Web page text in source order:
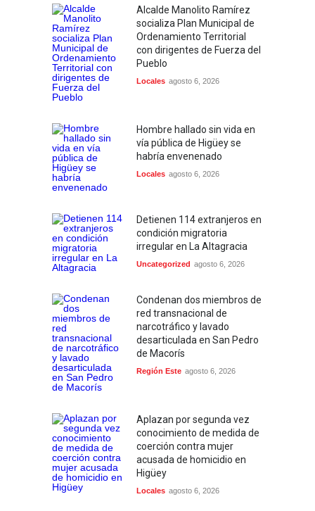
Alcalde Manolito Ramírez
socializa Plan Municipal de
Ordenamiento Territorial
con dirigentes de Fuerza del
Pueblo
Locales agosto 6, 2026
Hombre hallado sin vida en
vía pública de Higüey se
habría envenenado
Locales agosto 6, 2026
Detienen 114 extranjeros en
condición migratoria
irregular en La Altagracia
Uncategorized agosto 6, 2026
Condenan dos miembros de
red transnacional de
narcotráfico y lavado
desarticulada en San Pedro
de Macorís
Región Este agosto 6, 2026
Aplazan por segunda vez
conocimiento de medida de
coerción contra mujer
acusada de homicidio en
Higüey
Locales agosto 6, 2026